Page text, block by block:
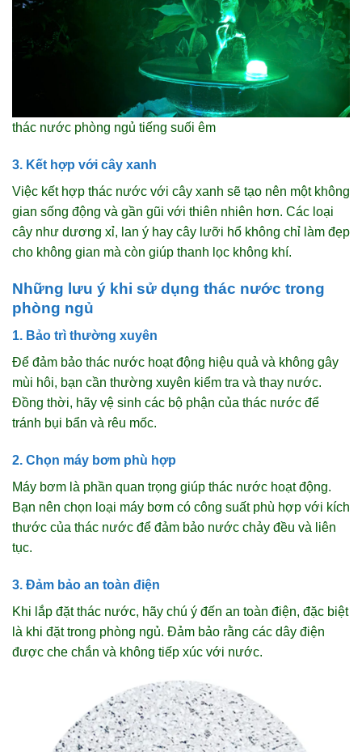
thác nước phòng ngủ tiếng suối êm
3. Kết hợp với cây xanh
Việc kết hợp thác nước với cây xanh sẽ tạo nên một không
gian sống động và gần gũi với thiên nhiên hơn. Các loại
cây như dương xỉ, lan ý hay cây lưỡi hổ không chỉ làm đẹp
cho không gian mà còn giúp thanh lọc không khí.
Những lưu ý khi sử dụng thác nước trong
phòng ngủ
1. Bảo trì thường xuyên
Để đảm bảo thác nước hoạt động hiệu quả và không gây
mùi hôi, bạn cần thường xuyên kiểm tra và thay nước.
Đồng thời, hãy vệ sinh các bộ phận của thác nước để
tránh bụi bẩn và rêu mốc.
2. Chọn máy bơm phù hợp
Máy bơm là phần quan trọng giúp thác nước hoạt động.
Bạn nên chọn loại máy bơm có công suất phù hợp với kích
thước của thác nước để đảm bảo nước chảy đều và liên
tục.
3. Đảm bảo an toàn điện
Khi lắp đặt thác nước, hãy chú ý đến an toàn điện, đặc biệt
là khi đặt trong phòng ngủ. Đảm bảo rằng các dây điện
được che chắn và không tiếp xúc với nước.